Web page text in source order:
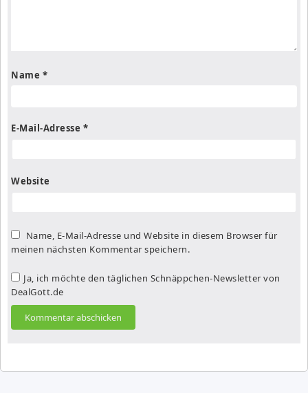
Name *
E-Mail-Adresse *
Website
Name, E-Mail-Adresse und Website in diesem Browser für
meinen nächsten Kommentar speichern.
Ja, ich möchte den täglichen Schnäppchen-Newsletter von
DealGott.de